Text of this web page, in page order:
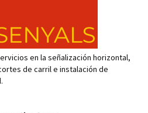
en la señalización horizontal,
de carril e instalación de